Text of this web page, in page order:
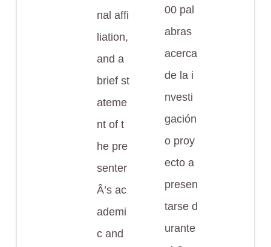
nal affi
liation,
and a
brief st
ateme
nt of t
he pre
senter
Â’s ac
ademi
c and
00 pal
abras
acerca
de la i
nvesti
gación
o proy
ecto a
presen
tarse d
urante